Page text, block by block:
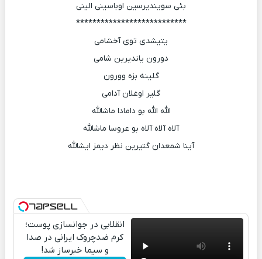
بئی سویندیرسین اوباسینی الینی
***************************
یتیشدی توی آخشامی
دورون یاندیرین شامی
گلینه بزه وورون
گلیر اوغلان آدامی
الله الله بو دامادا ماشالله
آلاه آلاه آلاه بو عروسا ماشالله
آینا شمعدان گتیرین نظر دیمز ایشالله
انقلابی در جوانسازی پوست؛
کرم ضدچروک ایرانی در صدا
و سیما خبرساز شد!